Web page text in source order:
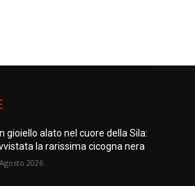
gioiello alato nel cuore della Sila:
la rarissima cicogna nera
2026